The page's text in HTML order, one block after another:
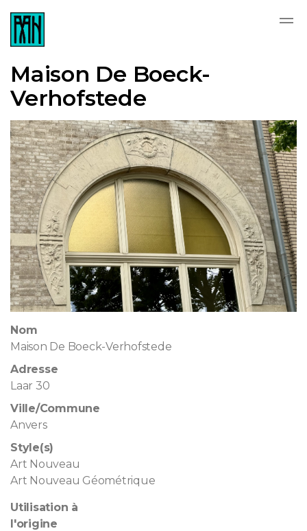
Maison De Boeck-
Verhofstede
Nom
Maison De Boeck-Verhofstede
Adresse
Laar 30
Ville/Commune
Anvers
Style(s)
Art Nouveau
Art Nouveau Géométrique
Utilisation à
l'origine